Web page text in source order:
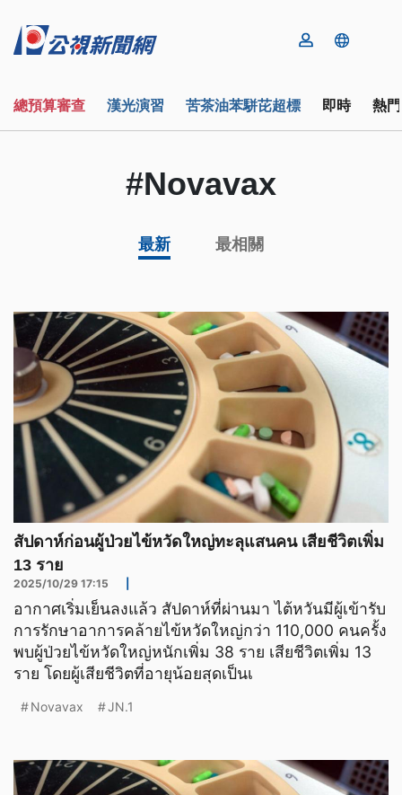
總預算審查 漢光演習 苦茶油苯駢芘超標 即時 熱
#Novavax
最新 最相關
สัปดาห์ก่อนผู้ป่วยไข้หวัดใหญ่ทะลุแสนคน เสียชีวิตเพิ่ม
13 ราย
2025/10/29 17:15
อากาศเริ่มเย็นลงแล้ว สัปดาห์ที่ผ่านมา ไต้หวันมีผู้เข้ารับ
การรักษาอาการคล้ายไข้หวัดใหญ่กว่า 110,000 คนครั้ง
พบผู้ป่วยไข้หวัดใหญ่หนักเพิ่ม 38 ราย เสียชีวิตเพิ่ม 13
ราย โดยผู้เสียชีวิตที่อายุน้อยสุดเป็นเ
Novavax JN.1